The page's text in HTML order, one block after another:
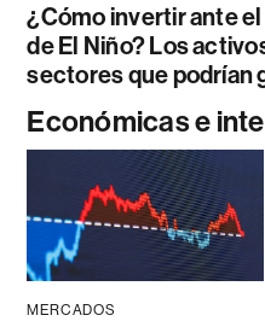
¿Cómo invertir ante
de El Niño? Los
sectores que podrían
Económicas e
MERCADOS